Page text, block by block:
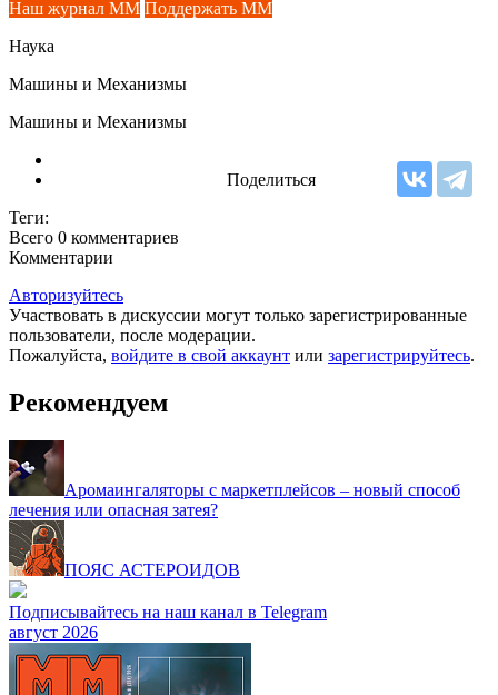
Наш журнал ММ Поддержать ММ
Наука
Машины и Механизмы
Машины и Механизмы
Поделиться
Теги:
Всего 0 комментариев
Комментарии
Авторизуйтесь
Участвовать в дискуссии могут только зарегистрированные
пользователи, после модерации.
Пожалуйста, войдите в свой аккаунт или зарегистрируйтесь.
Рекомендуем
Аромаингаляторы с маркетплейсов – новый способ
лечения или опасная затея?
ПОЯС АСТЕРОИДОВ
Подписывайтесь на наш канал в Telegram
август 2026